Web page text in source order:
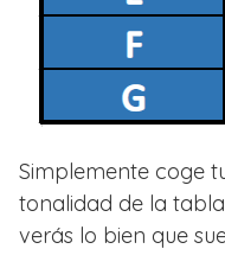
Simplemente coge
tonalidad de la
verás lo bien que